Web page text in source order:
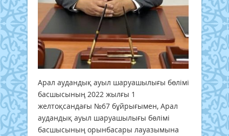
Арал аудандық ауыл шаруашылығы бөлімі
басшысының 2022 жылғы 1
желтоқсандағы №67 бұйрығымен, Арал
аудандық ауыл шаруашылығы бөлімі
басшысының орынбасары лауазымына